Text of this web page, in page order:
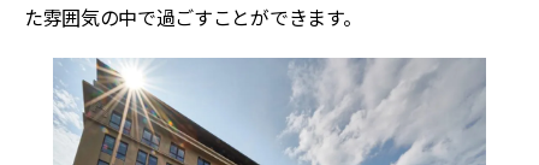
た雰囲気の中で過ごすことができます。